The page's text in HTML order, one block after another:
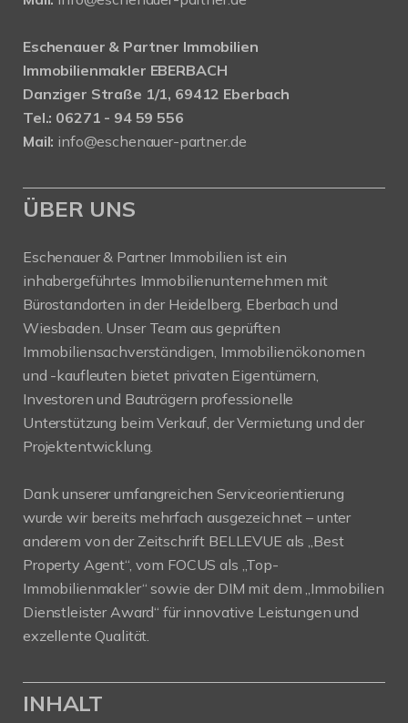
Eschenauer & Partner Immobilien
Immobilienmakler EBERBACH
Danziger Straße 1/1, 69412 Eberbach
Tel.: 06271 - 94 59 556
Mail: info@eschenauer-partner.de
ÜBER UNS
Eschenauer & Partner Immobilien ist ein
inhabergeführtes Immobilienunternehmen mit
Bürostandorten in der Heidelberg, Eberbach und
Wiesbaden. Unser Team aus geprüften
Immobiliensachverständigen, Immobilienökonomen
und -kaufleuten bietet privaten Eigentümern,
Investoren und Bauträgern professionelle
Unterstützung beim Verkauf, der Vermietung und der
Projektentwicklung.
Dank unserer umfangreichen Serviceorientierung
wurde wir bereits mehrfach ausgezeichnet – unter
anderem von der Zeitschrift BELLEVUE als „Best
Property Agent“, vom FOCUS als „Top-
Immobilienmakler“ sowie der DIM mit dem „Immobilien
Dienstleister Award“ für innovative Leistungen und
exzellente Qualität.
INHALT